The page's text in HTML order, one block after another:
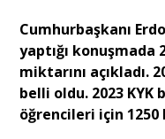
Cumhurbaşkanı
yaptığı konuşmada
miktarını açıkladı.
belli oldu. 2023
öğrencileri için 1250